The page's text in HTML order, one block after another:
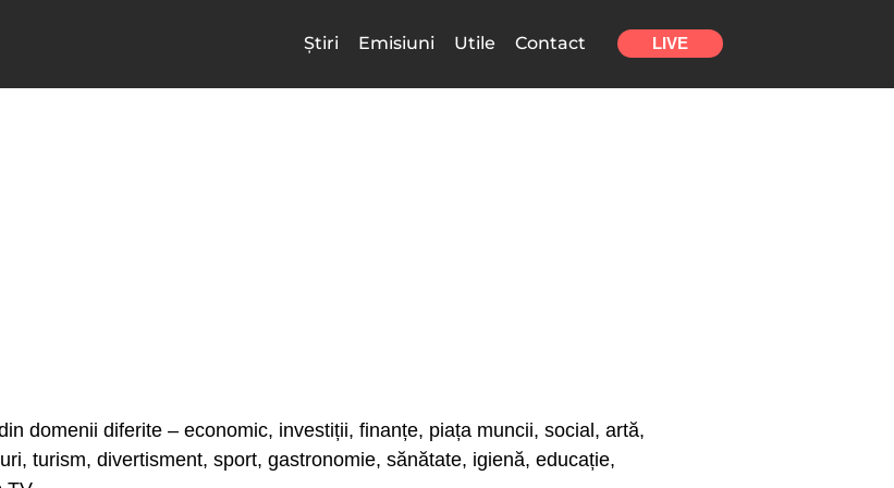
Știri Emisiuni Utile Contact LIVE
domenii diferite – economic, investiții, finanțe, piața muncii, social, artă,
turism, divertisment, sport, gastronomie, sănătate, igienă, educație,